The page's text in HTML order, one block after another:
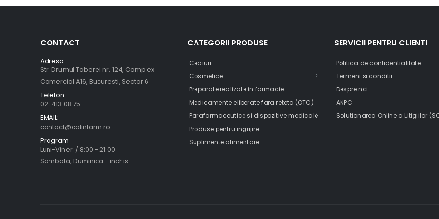
CONTACT
Adresa:
Str. Drumul Taberei nr. 124, Complex
Comercial A16, Bucuresti, Sector 6
Telefon:
021.413.08.75
EMAIL:
contact@calinfarm.ro
Program
Luni-Vineri / 8:00 - 21:00
Sambata, Duminica - inchis
CATEGORII PRODUSE
Ceaiuri
Cosmetice
Preparate realizate in farmacie
Medicamente eliberate fara reteta (OTC)
Parafarmaceutice si dispozitive medicale
Produse pentru ingrijire
Suplimente alimentare
SERVICII PENTRU CLIENTI
Politica de confidentialitate
Termeni si conditii
Despre noi
ANPC
Solutionarea Online a Litigiilor